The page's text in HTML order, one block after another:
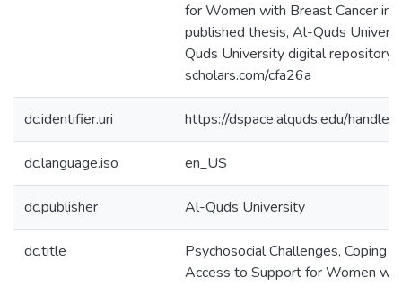
for Women with Breast Cancer in
published thesis, Al-Quds
Quds University digital repository
scholars.com/cfa26a
dc.identifier.uri https://dspace.alquds.edu/
dc.language.iso en_US
dc.publisher Al-Quds University
dc.title
Psychosocial Challenges, Coping
Access to Support for Women